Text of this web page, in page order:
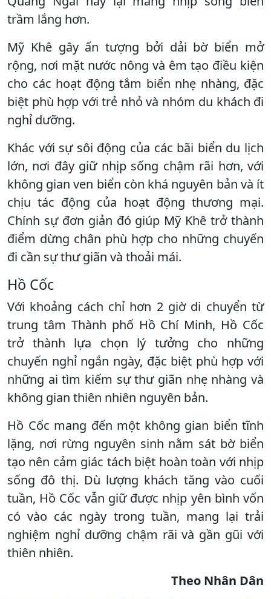
trầm lắng hơn.
Mỹ Khê gây ấn tượng bởi dải bờ biển mở
rộng, nơi mặt nước nông và êm tạo điều kiện
cho các hoạt động tắm biển nhẹ nhàng, đặc
biệt phù hợp với trẻ nhỏ và nhóm du khách đi
nghỉ dưỡng.
Khác với sự sôi động của các bãi biển du lịch
lớn, nơi đây giữ nhịp sống chậm rãi hơn, với
không gian ven biển còn khá nguyên bản và ít
chịu tác động của hoạt động thương mại.
Chính sự đơn giản đó giúp Mỹ Khê trở thành
điểm dừng chân phù hợp cho những chuyến
đi cần sự thư giãn và thoải mái.
Hồ Cốc
Với khoảng cách chỉ hơn 2 giờ di chuyển từ
trung tâm Thành phố Hồ Chí Minh, Hồ Cốc
trở thành lựa chọn lý tưởng cho những
chuyến nghỉ ngắn ngày, đặc biệt phù hợp với
những ai tìm kiếm sự thư giãn nhẹ nhàng và
không gian thiên nhiên nguyên bản.
Hồ Cốc mang đến một không gian biển tĩnh
lặng, nơi rừng nguyên sinh nằm sát bờ biển
tạo nên cảm giác tách biệt hoàn toàn với nhịp
sống đô thị. Dù lượng khách tăng vào cuối
tuần, Hồ Cốc vẫn giữ được nhịp yên bình vốn
có vào các ngày trong tuần, mang lại trải
nghiệm nghỉ dưỡng chậm rãi và gần gũi với
thiên nhiên.
Theo Nhân Dân